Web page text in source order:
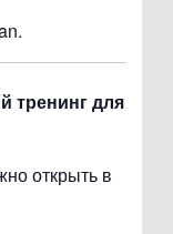
тренинг для
открыть в